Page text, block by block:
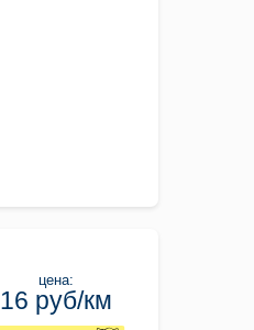
цена:
16 руб/км